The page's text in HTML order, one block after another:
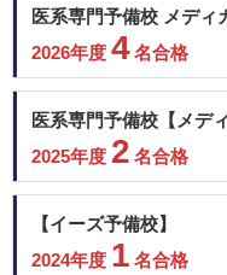
医系専門予備校 メディ
2026年度 4名合格
医系専門予備校【メデ
2025年度 2 名合格
【イーズ予備校】
2024年度 1 名合格